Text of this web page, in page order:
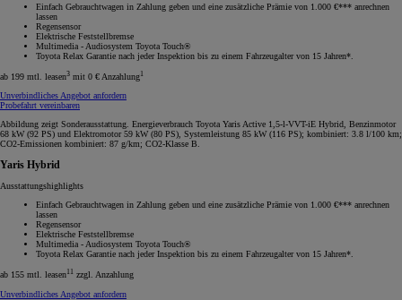
Einfach Gebrauchtwagen in Zahlung geben und eine zusätzliche Prämie von 1.000 €*** anrechnen
lassen
Regensensor
Elektrische Feststellbremse
Multimedia - Audiosystem Toyota Touch®
Toyota Relax Garantie nach jeder Inspektion bis zu einem Fahrzeugalter von 15 Jahren*.
ab 199 mtl. leasen3 mit 0 € Anzahlung1
Unverbindliches Angebot anfordern
Probefahrt vereinbaren
Abbildung zeigt Sonderausstattung. Energieverbrauch Toyota Yaris Active 1,5-l-VVT-iE Hybrid, Benzinmotor
68 kW (92 PS) und Elektromotor 59 kW (80 PS), Systemleistung 85 kW (116 PS); kombiniert: 3.8 l/100 km;
CO2-Emissionen kombiniert: 87 g/km; CO2-Klasse B.
Yaris Hybrid
Ausstattungshighlights
Einfach Gebrauchtwagen in Zahlung geben und eine zusätzliche Prämie von 1.000 €*** anrechnen
lassen
Regensensor
Elektrische Feststellbremse
Multimedia - Audiosystem Toyota Touch®
Toyota Relax Garantie nach jeder Inspektion bis zu einem Fahrzeugalter von 15 Jahren*.
ab 155 mtl. leasen11 zzgl. Anzahlung
Unverbindliches Angebot anfordern